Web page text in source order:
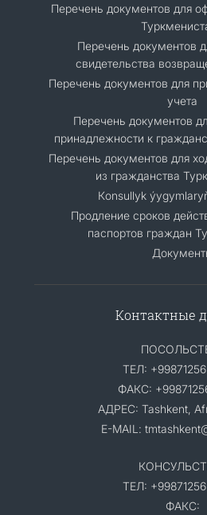
Перечень документов для
Перечень документов
свидетельства
Перечень документов для
учета
Перечень документов
принадлежности к
Перечень документов для
из гражданства
Кonsullyk
Продление сроков
паспортов граждан
Контактные
ТЕЛ:
ФАКС:
АДРЕС: Tashkent,
E-MAIL:
ТЕЛ:
ФАКС: